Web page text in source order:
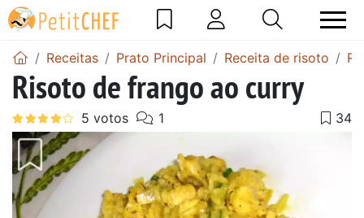
Receitas Prato Principal Receita de risoto
Risoto de frango ao curry